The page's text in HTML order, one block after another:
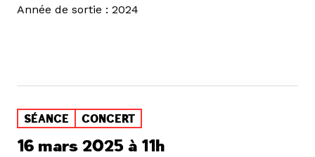
Année de sortie : 2024
SÉANCE CONCERT
16 mars 2025 à 11h